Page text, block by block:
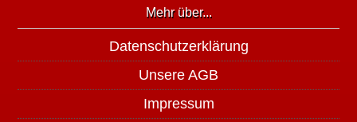
Mehr über...
Datenschutzerklärung
Unsere AGB
Impressum